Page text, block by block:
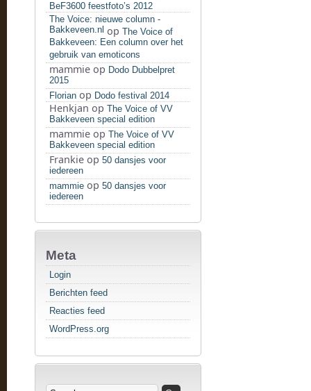
BeF3600 feestfoto’s 2012
The Voice: nieuwe column -
Bakkeveen.nl op The Voice of
Bakkeveen: Een column over het
gebruik van emoticons
mammie op Dodo Dubbelpret
2015
Florian op Dodo festival 2014
Henkjan op The Voice of VV
Bakkeveen special edition
mammie op The Voice of VV
Bakkeveen special edition
Frankie op 50 dansjes voor
iedereen
mammie op 50 dansjes voor
iedereen
Meta
Login
Berichten feed
Reacties feed
WordPress.org